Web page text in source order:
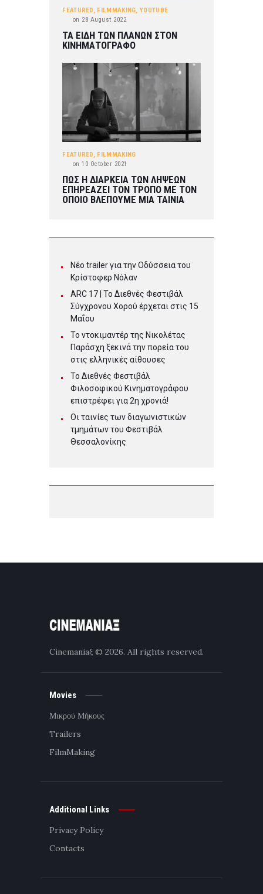
FEATURED, FILMMAKING,YOUTUBE
on 28 August 2022
ΤΑ ΕΙΔΗ ΤΩΝ ΠΛΑΝΩΝ ΣΤΟΝ
ΚΙΝΗΜΑΤΟΓΡΑΦΟ
FEATURED, FILMMAKING
on 10 October 2021
ΠΩΣ Η ΔΙΑΡΚΕΙΑ ΤΩΝ ΛΗΨΕΩΝ
ΕΠΗΡΕΑΖΕΙ ΤΟΝ ΤΡΟΠΟ ΜΕ ΤΟΝ
ΟΠΟΙΟ ΒΛΕΠΟΥΜΕ ΜΙΑ ΤΑΙΝΙΑ
Νέο trailer για την Οδύσσεια του
Κρίστοφερ Νόλαν
ARC 17 | To Διεθνές Φεστιβάλ
Σύγχρονου Χορού έρχεται στις 15
Μαΐου
Το ντοκιμαντέρ της Νικολέτας
Παράσχη ξεκινά την πορεία του
στις ελληνικές αίθουσες
Το Διεθνές Φεστιβάλ
Φιλοσοφικού Κινηματογράφου
επιστρέφει για 2η χρονιά!
Οι ταινίες των διαγωνιστικών
τμημάτων του Φεστιβάλ
Θεσσαλονίκης
Cinemaniaξ © 2026. All rights reserved.
Movies
Μικρού Μήκους
Trailers
FilmMaking
Additional Links
Privacy Policy
Contacts